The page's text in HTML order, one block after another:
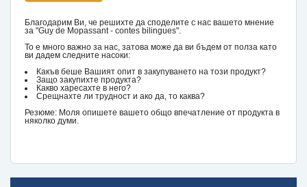
Благодарим Ви, че решихте да споделите с нас вашето мнение
за "Guy de Mopassant - contes bilingues".
То е много важно за нас, затова може да ви бъдем от полза като
ви дадем следните насоки:
Какъв беше Вашият опит в закупуването на този продукт?
Защо закупихте продукта?
Какво харесахте в него?
Срещнахте ли трудност и ако да, то каква?
Резюме: Моля опишете вашето общо впечатление от продукта в
няколко думи.